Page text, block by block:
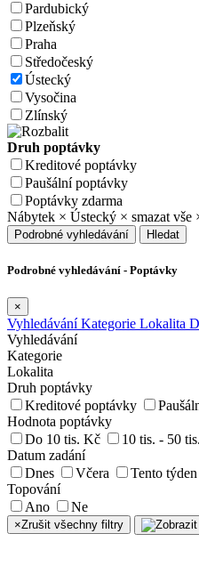
Pardubický
Plzeňský
Praha
Středočeský
Ústecký
Vysočina
Zlínský
Druh poptávky
Kreditové poptávky
Paušální poptávky
Poptávky zdarma
Nábytek × Ústecký × smazat vše
Podrobné vyhledávání Hledat
Podrobné vyhledávání - Poptávky
×
Vyhledávání Kategorie Lokalita
Vyhledávání
Kategorie
Lokalita
Druh poptávky
Kreditové poptávky
Hodnota poptávky
Do 10 tis. Kč
10 tis. - 50
Datum zadání
Dnes
Včera Tento týden
Topování
Ano
Ne
×Zrušit všechny filtry